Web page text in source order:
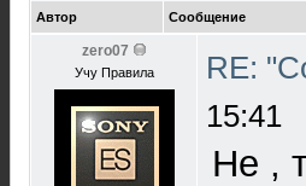
Автор Сообщение
zero07
Учу Правила
RE:
15:41
Не ,